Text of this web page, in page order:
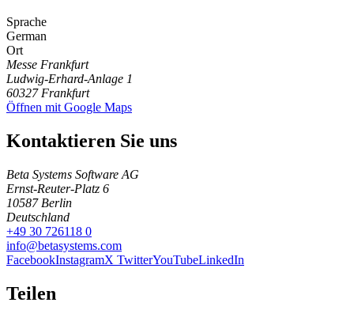
Sprache
German
Ort
Messe Frankfurt
Ludwig-Erhard-Anlage 1
60327 Frankfurt
Öffnen mit Google Maps
Kontaktieren Sie uns
Beta Systems Software AG
Ernst-Reuter-Platz 6
10587 Berlin
Deutschland
+49 30 726118 0
info@betasystems.com
FacebookInstagramX TwitterYouTubeLinkedIn
Teilen